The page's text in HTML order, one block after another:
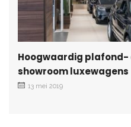
Hoogwaardig plafond-
showroom luxewagens
13 mei 2019